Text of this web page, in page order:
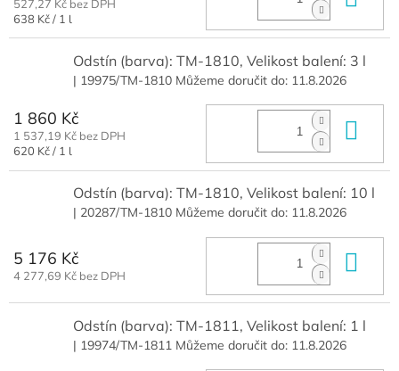
527,27 Kč bez DPH
Měrná
cena:
638 Kč / 1 l
Odstín (barva): TM-1810, Velikost balení: 3 l
| 19975/TM-1810 Můžeme doručit do: 11.8.2026
1 860 Kč
1 537,19 Kč bez DPH
Měrná
620 Kč / 1 l
Odstín (barva): TM-1810, Velikost balení: 10 l
| 20287/TM-1810 Můžeme doručit do: 11.8.2026
5 176 Kč
4 277,69 Kč bez DPH
Odstín (barva): TM-1811, Velikost balení: 1 l
| 19974/TM-1811 Můžeme doručit do: 11.8.2026